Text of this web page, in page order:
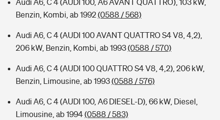
Audi A6, C 4 (AUDI 100, A6 AVANT QUATTRO), 103 kW,
Benzin, Kombi, ab 1992(0588 / 568)
Audi A6, C 4 (AUDI 100 AVANT QUATTRO S4 V8, 4,2),
206 kW, Benzin, Kombi, ab 1993(0588 / 570)
Audi A6, C 4 (AUDI 100 QUATTRO S4 V8, 4,2), 206 kW,
Benzin, Limousine, ab 1993(0588 / 576)
Audi A6, C 4 (AUDI 100, A6 DIESEL-D), 66 kW, Diesel,
Limousine, ab 1994(0588 / 583)